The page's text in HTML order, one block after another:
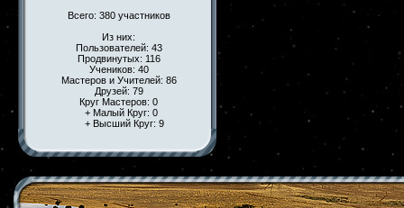
Всего: 380 участников
Из них:
Пользователей: 43
Продвинутых: 116
Учеников: 40
Мастеров и Учителей: 86
Друзей: 79
Круг Мастеров: 0
+ Малый Круг: 0
+ Высший Круг: 9